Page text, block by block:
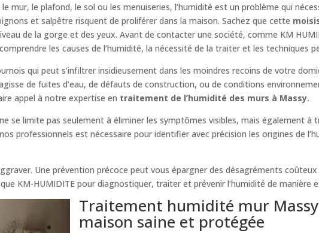
mur, le plafond, le sol ou les menuiseries, l’humidité est un problème qui
et salpêtre risquent de proliférer dans la maison. Sachez que cette
de la gorge et des yeux. Avant de contacter une société, comme KM
les causes de l’humidité, la nécessité de la traiter et les techniques
qui peut s’infiltrer insidieusement dans les moindres recoins de votre
de fuites d’eau, de défauts de construction, ou de conditions
appel à notre expertise en traitement de l’humidité des murs à Massy.
se limite pas seulement à éliminer les symptômes visibles, mais également à
professionnels est nécessaire pour identifier avec précision les origines de
Une prévention précoce peut vous épargner des désagréments
KM-HUMIDITE pour diagnostiquer, traiter et prévenir l’humidité de
Traitement humidité mur
maison saine et protégée